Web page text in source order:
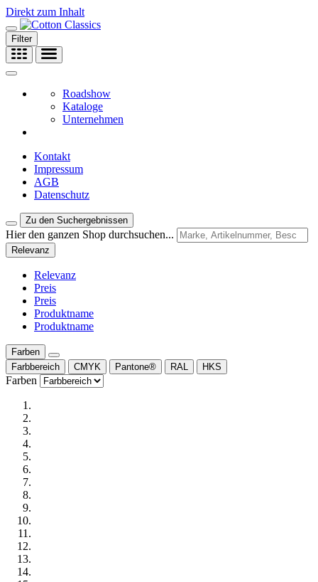
Direkt zum Inhalt
Filter
Roadshow
Kataloge
Unternehmen
Kontakt
Impressum
AGB
Datenschutz
Zu den Suchergebnissen
Hier den ganzen Shop durchsuchen...
Relevanz
Relevanz
Preis
Preis
Produktname
Produktname
Farben
Farbbereich
CMYK Pantone® RAL HKS
Farben